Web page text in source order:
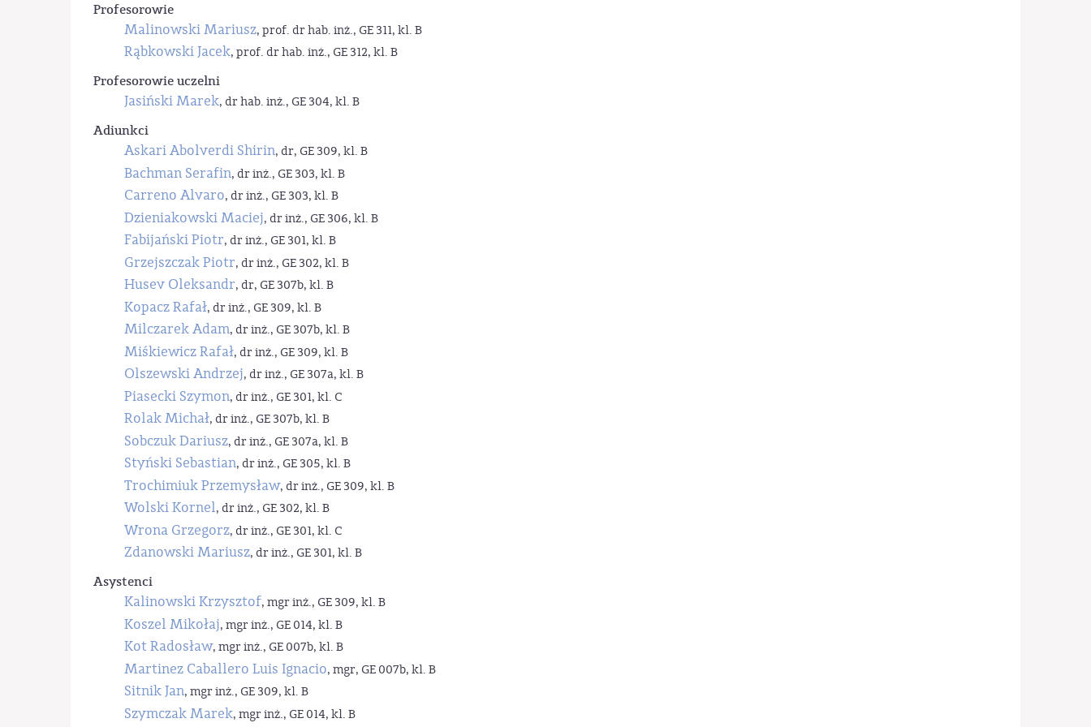
Profesorowie
Malinowski Mariusz, prof. dr hab. inż., GE 311, kl. B
Rąbkowski Jacek, prof. dr hab. inż., GE 312, kl. B
Profesorowie uczelni
Jasiński Marek, dr hab. inż., GE 304, kl. B
Adiunkci
Askari Abolverdi Shirin, dr, GE 309, kl. B
Bachman Serafin, dr inż., GE 303, kl. B
Carreno Alvaro, dr inż., GE 303, kl. B
Dzieniakowski Maciej, dr inż., GE 306, kl. B
Fabijański Piotr, dr inż., GE 301, kl. B
Grzejszczak Piotr, dr inż., GE 302, kl. B
Husev Oleksandr, dr, GE 307b, kl. B
Kopacz Rafał, dr inż., GE 309, kl. B
Milczarek Adam, dr inż., GE 307b, kl. B
Miśkiewicz Rafał, dr inż., GE 309, kl. B
Olszewski Andrzej, dr inż., GE 307a, kl. B
Piasecki Szymon, dr inż., GE 301, kl. C
Rolak Michał, dr inż., GE 307b, kl. B
Sobczuk Dariusz, dr inż., GE 307a, kl. B
Styński Sebastian, dr inż., GE 305, kl. B
Trochimiuk Przemysław, dr inż., GE 309, kl. B
Wolski Kornel, dr inż., GE 302, kl. B
Wrona Grzegorz, dr inż., GE 301, kl. C
Zdanowski Mariusz, dr inż., GE 301, kl. B
Asystenci
Kalinowski Krzysztof, mgr inż., GE 309, kl. B
Koszel Mikołaj, mgr inż., GE 014, kl. B
Kot Radosław, mgr inż., GE 007b, kl. B
Martinez Caballero Luis Ignacio, mgr, GE 007b, kl. B
Sitnik Jan, mgr inż., GE 309, kl. B
Szymczak Marek, mgr inż., GE 014, kl. B